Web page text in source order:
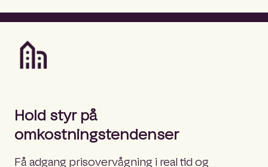
Hold styr på
omkostningstendenser
Få adgang prisovervågning i real tid og